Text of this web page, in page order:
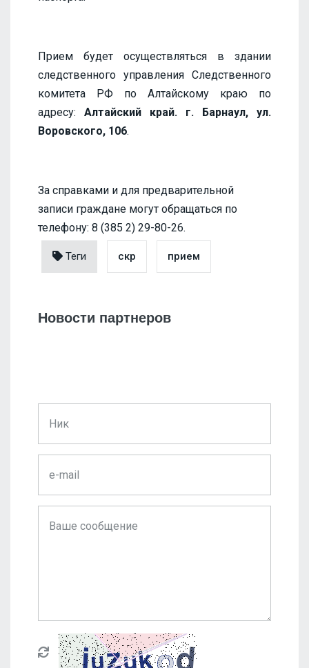
Прием
будет осуществляться в здании
следственного управления Следственного
комитета РФ по Алтайскому краю по
адресу: Алтайский край. г. Барнаул, ул.
Воровского, 106.
За справками и для предварительной
записи граждане могут обращаться по
телефону: 8 (385 2) 29-80-26.
Теги скр прием
Новости партнеров